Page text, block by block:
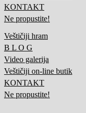
KONTAKT
Ne propustite!
Veštičiji hram
B L O G
Video galerija
Veštičiji on-line butik
KONTAKT
Ne propustite!